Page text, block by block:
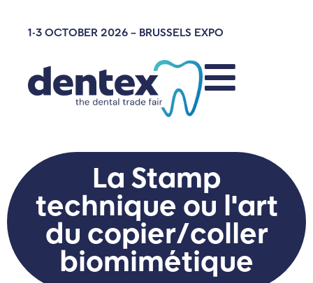
1-3 OCTOBER 2026 – BRUSSELS EXPO
La Stamp
technique ou l'art
du copier/coller
biomimétique